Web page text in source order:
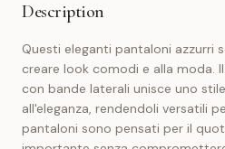
Description
Questi eleganti pantaloni azzurri
creare look comodi e alla moda.
con bande laterali unisce uno
all'eleganza, rendendoli versatili
pantaloni sono pensati per il